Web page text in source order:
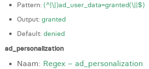
Pattern: (^|\|)ad_user_data=granted(\||$)
Output: granted
Default: denied
ad_personalization
Naam: Regex – ad_personalization